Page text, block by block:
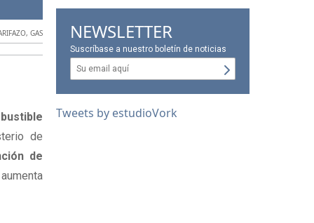
.
,GAS
de
de
NEWSLETTER
Suscríbase a nuestro boletín de noticias
Tweets by estudioVork